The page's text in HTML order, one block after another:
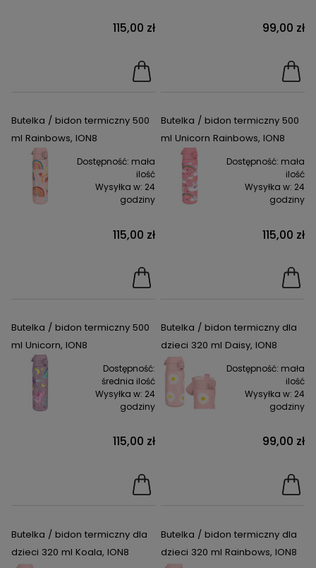
115,00 zł 99,00 zł
Butelka / bidon termiczny 500
ml Rainbows, ION8
Dostępność: mała
ilość
Wysyłka w: 24
godziny
115,00 zł
Butelka / bidon termiczny 500
ml Unicorn Rainbows, ION8
Dostępność: mała
ilość
Wysyłka w: 24
godziny
115,00 zł
Butelka / bidon termiczny 500
ml Unicorn, ION8
Dostępność:
średnia ilość
Wysyłka w: 24
godziny
115,00 zł
Butelka / bidon termiczny dla
dzieci 320 ml Daisy, ION8
Dostępność: mała
ilość
Wysyłka w: 24
godziny
99,00 zł
Butelka / bidon termiczny dla
dzieci 320 ml Koala, ION8
Butelka / bidon termiczny dla
dzieci 320 ml Rainbows, ION8